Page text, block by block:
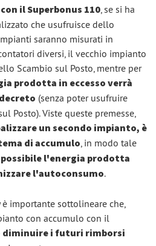
il Superbonus 110, se si ha
che usufruisce dello
saranno misurati in
diversi, il vecchio impianto
Scambio sul Posto, mentre per
prodotta in eccesso verrà
(senza poter usufruire
Posto). Viste queste premesse,
un secondo impianto, è
di accumulo, in modo tale
l'energia prodotta
l'autoconsumo.
importante sottolineare che,
con accumulo con il
diminuire i futuri rimborsi